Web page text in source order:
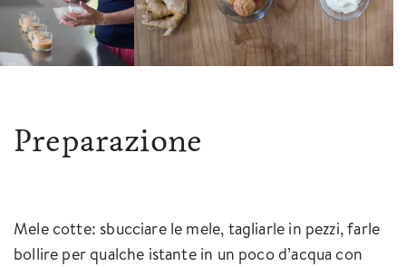
Preparazione
Mele cotte: sbucciare le mele, tagliarle in pezzi, farle
bollire per qualche istante in un poco d’acqua con